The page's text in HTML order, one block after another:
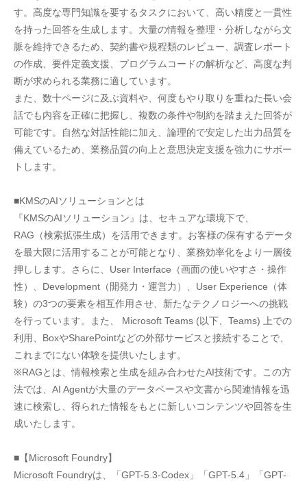
す。高度な専門知識を要するタスクにおいて、高い精度と一貫性
を持った回答を生成します。大量の情報を整理・分析しながら文
脈を維持できるため、契約書や規程類のレビュー、調査レポート
の作成、要件定義支援、プログラムコードの解析など、高度な判
断が求められる業務に適しています。
また、数十ページに及ぶ資料や、何度もやり取りを重ねた長い会
話でも内容を正確に把握し、複数の条件や制約を踏まえた回答が
可能です。自然な対話性能に加え、論理的で安定した出力品質を
備えているため、業務品質の向上と意思決定支援を強力にサポー
トします。
■KMSのAIソリューションとは
『KMSのAIソリューション』は、セキュアな環境下で、
RAG（検索拡張生成）を活用できます。お客様の保有するデータ
を最大限に活用することが可能となり、業務効率化をより一層後
押しします。さらに、User Interface（画面の使いやすさ・操作
性）、Development（開発力・運営力）、User Experience（体
験）の3つの要素を相互作用させ、新たなテクノロジーへの挑戦
を行っています。また、 Microsoft Teams (以下、Teams) 上での
利用、BoxやSharePointなどの外部サービスと接続することで、
これまでにない体験を提供いたします。
※RAGとは、情報検索と生成を組み合わせたAI技術です。この方
法では、AI Agentが大量のデータベースや文書から関連情報を迅
速に検索し、得られた情報をもとに新しいコンテンツや回答を生
成いたします。
■【Microsoft Foundry】
Microsoft Foundryは、「GPT-5.3-Codex」「GPT-5.4」「GPT-